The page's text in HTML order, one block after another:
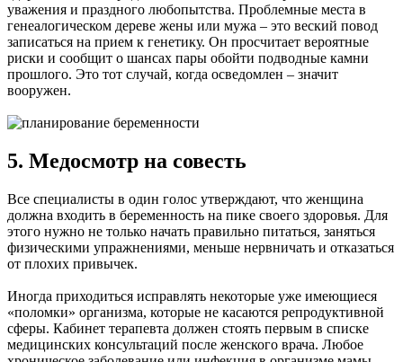
уважения и праздного любопытства. Проблемные места в
генеалогическом дереве жены или мужа – это веский повод
записаться на прием к генетику. Он просчитает вероятные
риски и сообщит о шансах пары обойти подводные камни
прошлого. Это тот случай, когда осведомлен – значит
вооружен.
5. Медосмотр на совесть
Все специалисты в один голос утверждают, что женщина
должна входить в беременность на пике своего здоровья. Для
этого нужно не только начать правильно питаться, заняться
физическими упражнениями, меньше нервничать и отказаться
от плохих привычек.
Иногда приходиться исправлять некоторые уже имеющиеся
«поломки» организма, которые не касаются репродуктивной
сферы. Кабинет терапевта должен стоять первым в списке
медицинских консультаций после женского врача. Любое